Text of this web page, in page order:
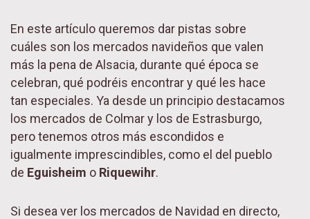
En este artículo queremos dar pistas sobre
cuáles son los mercados navideños que valen
más la pena de Alsacia, durante qué época se
celebran, qué podréis encontrar y qué les hace
tan especiales. Ya desde un principio destacamos
los mercados de Colmar y los de Estrasburgo,
pero tenemos otros más escondidos e
igualmente imprescindibles, como el del pueblo
de Eguisheim o Riquewihr.
Si desea ver los mercados de Navidad en directo,